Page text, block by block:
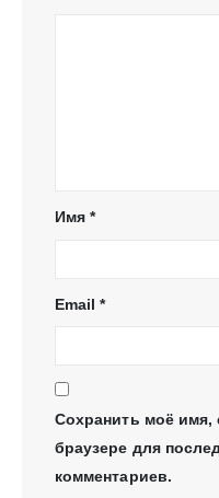
Имя*
Email*
Сохранить моё имя,
браузере для
комментариев.